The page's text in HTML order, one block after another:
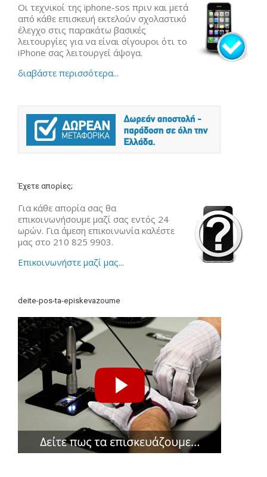
Οι τεχνικοί της iphone-sos πριν και μετά
από κάθε επισκευή εκτελούν σχολαστικό
έλεγχο στις παρακάτω βασικές
λειτουργίες για να είναι σίγουροι ότι το
iPhone σας λειτουργεί άψογα.
διαβάστε περισσότερα...
Έχετε απορίες;
Για κάθε απορία σας θα
επικοινωνήσουμε μαζί σας εντός 24
ωρών. Για άμεση επικοινωνία καλέστε
μας στο 210 825 9903.
Επικοινωνήστε μαζί μας...
deite-pos-ta-episkevazoume